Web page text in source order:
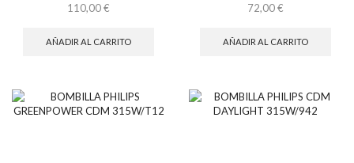
110,00€
AÑADIR AL CARRITO
72,00€
AÑADIR AL CARRITO